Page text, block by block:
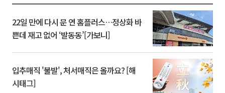
22일 만에 다시 문 연 홈플러스…정상화 바
쁜데 재고 없어 ‘발동동’[가보니]
입추매직 '불발', 처서매직은 올까요? [해
시태그]